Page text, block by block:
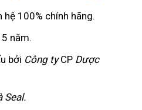
100% chính hãng.
năm.
bởi Công tyCP Dược
Seal.